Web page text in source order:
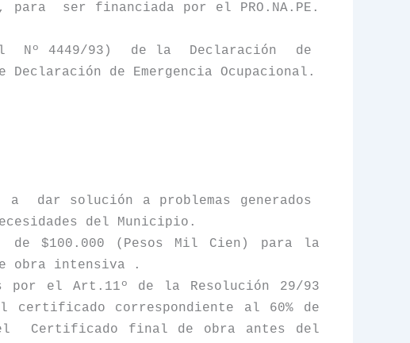
para
ser financiada por el PRO.NA.PE.
Nº 4449/93) de la Declaración
de
Declaración de Emergencia Ocupacional.
a
dar solución a problemas generados
del Municipio.
de $100.000 (Pesos Mil Cien) para la
obra intensiva .
por el Art.11º de la Resolución 29/93
certificado correspondiente al 60% de
Certificado final de obra antes del